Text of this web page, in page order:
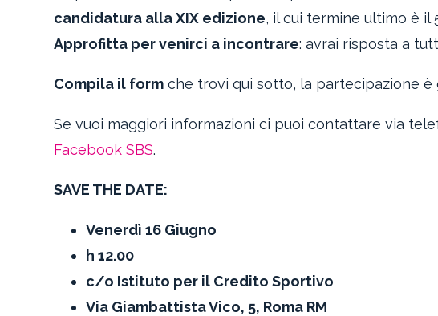
candidatura alla XIX edizione, il cui termine ultimo è il
Approfitta per venirci a incontrare: avrai risposta a
Compila il form che trovi qui sotto, la partecipazione è
Se vuoi maggiori informazioni ci puoi contattare via
Facebook SBS.
SAVE THE DATE:
Venerdì 16 Giugno
h 12.00
c/o Istituto per il Credito Sportivo
Via Giambattista Vico, 5, Roma RM